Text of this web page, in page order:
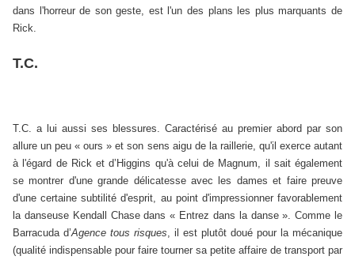
dans l'horreur de son geste, est l'un des plans les plus marquants de
Rick.
T.C.
T.C. a lui aussi ses blessures. Caractérisé au premier abord par son
allure un peu « ours » et son sens aigu de la raillerie, qu'il exerce autant
à l'égard de Rick et d’Higgins qu'à celui de Magnum, il sait également
se montrer d'une grande délicatesse avec les dames et faire preuve
d'une certaine subtilité d'esprit, au point d'impressionner favorablement
la danseuse Kendall Chase dans « Entrez dans la danse ». Comme le
Barracuda d’Agence tous risques , il est plutôt doué pour la mécanique
(qualité indispensable pour faire tourner sa petite affaire de transport par